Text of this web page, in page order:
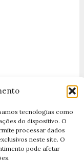
tecnologias como
do dispositivo. O
processar dados
neste site. O
pode afetar